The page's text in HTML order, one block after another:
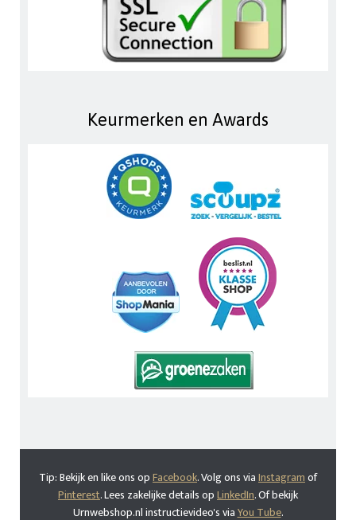
Keurmerken en Awards
Tip: Bekijk en like ons opFacebook. Volg ons viaInstagramof
Pinterest. Lees zakelijke details opLinkedIn. Of bekijk
Urnwebshop.nl instructievideo's viaYou Tube.